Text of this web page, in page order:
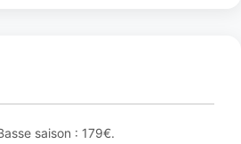
saison : 179€.